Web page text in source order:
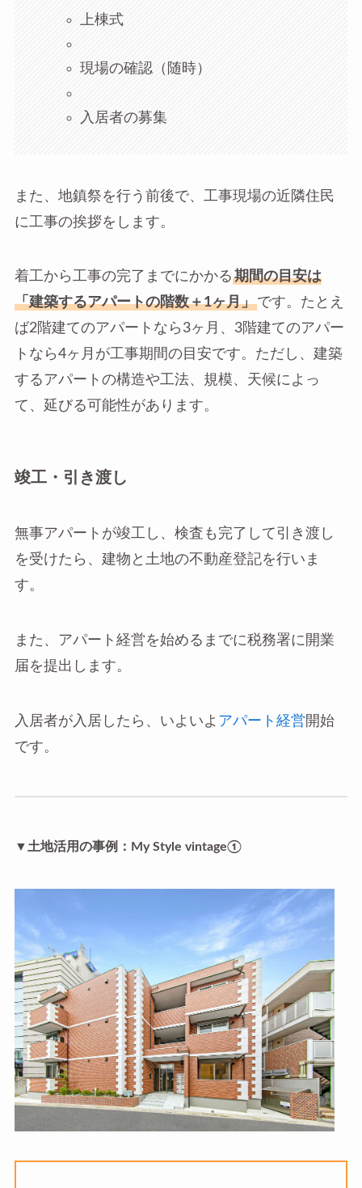
上棟式
現場の確認（随時）
入居者の募集
また、地鎮祭を行う前後で、工事現場の近隣住民
に工事の挨拶をします。
着工から工事の完了までにかかる 期間の目安は
「建築するアパートの階数＋1ヶ月」です。たとえ
ば2階建てのアパートなら3ヶ月、3階建てのアパー
トなら4ヶ月が工事期間の目安です。ただし、建築
するアパートの構造や工法、規模、天候によっ
て、延びる可能性があります。
竣工・引き渡し
無事アパートが竣工し、検査も完了して引き渡し
を受けたら、建物と土地の不動産登記を行いま
す。
また、アパート経営を始めるまでに税務署に開業
届を提出します。
入居者が入居したら、いよいよ アパート経営開始
です。
▼土地活用の事例：My Style vintage①